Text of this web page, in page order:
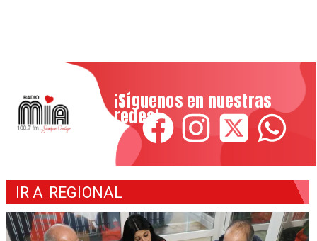
¡Síguenos en nuestras
redes!
IR A REGIONAL